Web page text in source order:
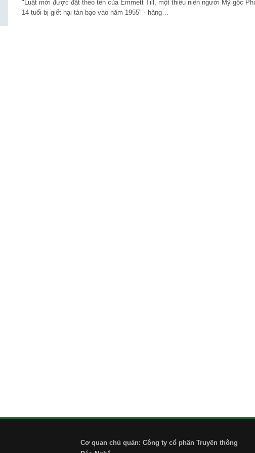
"Luật mới được đặt theo tên của Emmett Till, một thiếu niên người Mỹ gốc Phi
14 tuổi bị giết hại tàn bạo vào năm 1955" - hãng…
Cơ quan chủ quản: Công ty cổ phần Truyền thông